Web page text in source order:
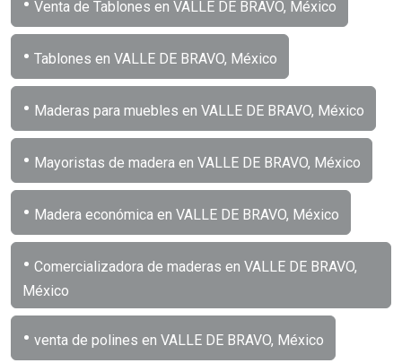
Venta de Tablones en VALLE DE BRAVO, México
• Tablones en VALLE DE BRAVO, México
• Maderas para muebles en VALLE DE BRAVO, México
• Mayoristas de madera en VALLE DE BRAVO, México
• Madera económica en VALLE DE BRAVO, México
• Comercializadora de maderas en VALLE DE BRAVO,
México
• venta de polines en VALLE DE BRAVO, México